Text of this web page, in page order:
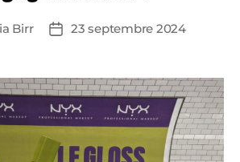
Birr
Date23 septembre 2024